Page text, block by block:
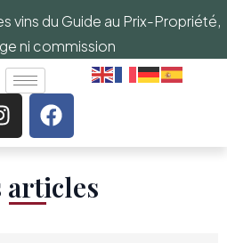
vins du Guide au Prix-Propriété,
ni commission
articles​